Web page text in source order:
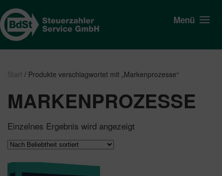
Menü
Start / Produkte verschlagwortet mit „Markenprozesse“
MARKENPROZESSE
Einzelnes Ergebnis wird angezeigt